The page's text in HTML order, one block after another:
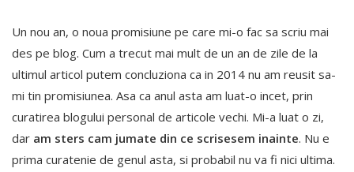
Un nou an, o noua promisiune pe care mi-o fac sa scriu mai
des pe blog. Cum a trecut mai mult de un an de zile de la
ultimul articol putem concluziona ca in 2014 nu am reusit sa-
mi tin promisiunea. Asa ca anul asta am luat-o incet, prin
curatirea blogului personal de articole vechi. Mi-a luat o zi,
dar am sters cam jumate din ce scrisesem inainte. Nu e
prima curatenie de genul asta, si probabil nu va fi nici ultima.